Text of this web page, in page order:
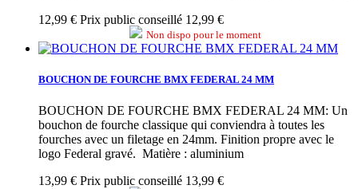
12,99 € Prix public conseillé 12,99 €
Non dispo pour le moment
BOUCHON DE FOURCHE BMX FEDERAL 24 MM
BOUCHON DE FOURCHE BMX FEDERAL 24 MM: Un
bouchon de fourche classique qui conviendra à toutes les
fourches avec un filetage en 24mm. Finition propre avec le
logo Federal gravé. Matière : aluminium
13,99 € Prix public conseillé 13,99 €